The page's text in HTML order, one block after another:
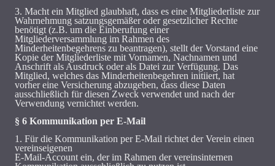
3. Macht ein Mitglied glaubhaft, dass es eine Mitgliederliste zur
Wahrnehmung satzungsgemäßer oder gesetzlicher Rechte
benötigt (z.B. um die Einberufung einer
Mitgliederversammlung im Rahmen des
Minderheitenbegehrens zu beantragen), stellt der Vorstand eine
Kopie der Mitgliederliste mit Vornamen, Nachnamen und
Anschrift als Ausdruck oder als Datei zur Verfügung. Das
Mitglied, welches das Minderheitenbegehren initiiert, hat
vorher eine Versicherung abzugeben, dass diese Daten
ausschließlich für diesen Zweck verwendet und nach der
Verwendung vernichtet werden.
§ 6 Kommunikation per E-Mail
1. Für die Kommunikation per E-Mail richtet der Verein einen
vereinseigenen
E-Mail-Account ein, der im Rahmen der vereinsinternen